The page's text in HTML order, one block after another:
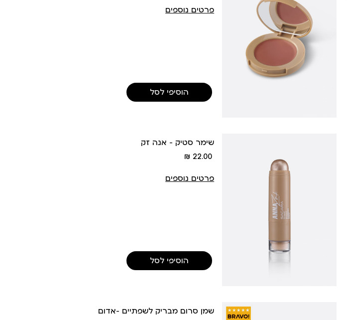
פרטים נוספים
הוסיפי לסל
שימר סטיק - אנה זק
מחיר
22.00 ₪
פרטים נוספים
הוסיפי לסל
שמן סרום מבריק לשפתיים -אדום